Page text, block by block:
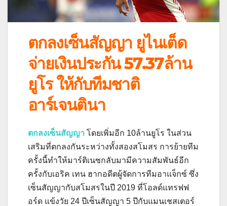
ตกลงเซ็นสัญญา ยูไนเต็ด
จ่ายเงินประกัน 57.37ล้าน
ยูโร ให้กับทีมชาติ
อาร์เจนตินา
ตกลงเซ็นสัญญา โดยเพิ่มอีก 10ล้านยูโร ในส่วน
เสริมที่ตกลงกันระหว่างทั้งสองสโมสร การย้ายทีม
ครั้งนี้ทําให้มาร์ติเนซกลับมามีความสัมพันธ์อีก
ครั้งกับเอริค เทน ฮากอดีตผู้จัดการทีมอาแจ็กซ์ ซึ่ง
เซ็นสัญญากับสโมสรในปี 2019 ที่โอลด์แทรฟฟ
อร์ด แข้งวัย 24 ปีเซ็นสัญญา 5 ปีกับแมนเชสเตอร์